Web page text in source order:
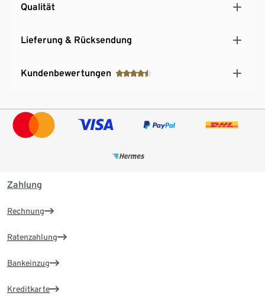
Qualität
Lieferung & Rücksendung
Kundenbewertungen
Zahlung
Rechnung
Ratenzahlung
Bankeinzug
Kreditkarte